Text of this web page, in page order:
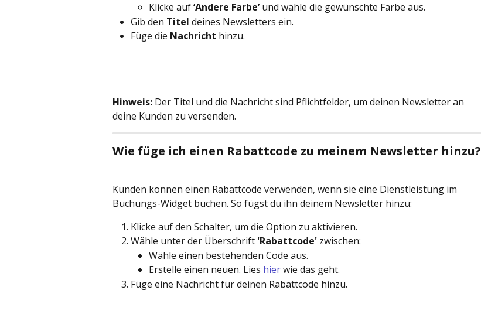
Klicke auf ‘Andere Farbe’ und wähle die gewünschte Farbe aus.
Gib den Titel deines Newsletters ein.
Füge die Nachricht hinzu.
Hinweis: Der Titel und die Nachricht sind Pflichtfelder, um deinen Newsletter an
deine Kunden zu versenden.
Wie füge ich einen Rabattcode zu meinem Newsletter hinzu?
Kunden können einen Rabattcode verwenden, wenn sie eine Dienstleistung im
Buchungs-Widget buchen. So fügst du ihn deinem Newsletter hinzu:
Klicke auf den Schalter, um die Option zu aktivieren.
Wähle unter der Überschrift 'Rabattcode' zwischen:
Wähle einen bestehenden Code aus.
Erstelle einen neuen. Lies hier wie das geht.
Füge eine Nachricht für deinen Rabattcode hinzu.